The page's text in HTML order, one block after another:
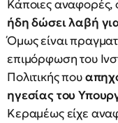
Κάποιες αναφορές,
ήδη δώσει λαβή
Όμως είναι
επιμόρφωση του
Πολιτικής που
ηγεσίας του
Κεραμέως είχε